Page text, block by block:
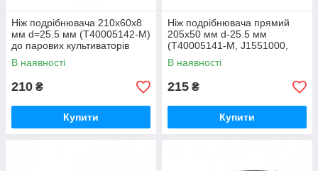
Ніж подрібнювача 210х60х8
мм d=25.5 мм (T40005142-M)
до парових культиваторів
Gaspardo
В наявності
210 ₴
Купити
Ніж подрібнювача прямий
205х50 мм d-25.5 мм
(T40005141-M, J1551000,
CTX40200, 279003, 6060002)
до подрібнювачів Gaspardo
В наявності
215 ₴
Купити